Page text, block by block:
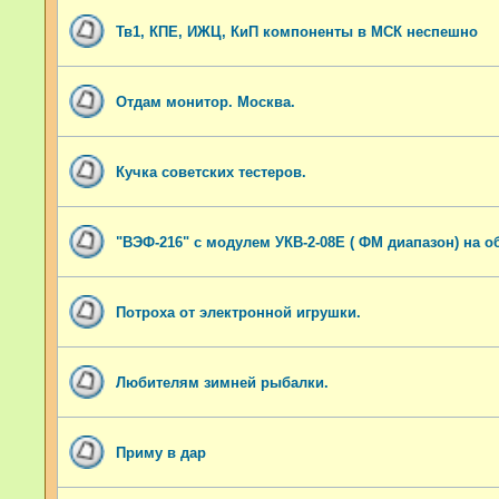
Тв1, КПЕ, ИЖЦ, КиП компоненты в МСК неспешно
Отдам монитор. Москва.
Кучка советских тестеров.
"ВЭФ-216" с модулем УКВ-2-08Е ( ФМ диапазон) на
Потроха от электронной игрушки.
Любителям зимней рыбалки.
Приму в дар